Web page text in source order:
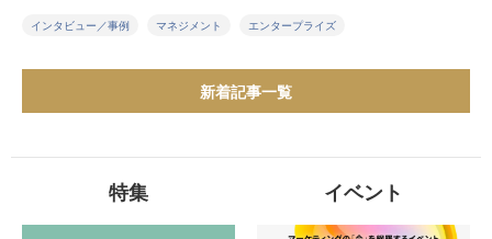
インタビュー／事例 マネジメント エンタープライズ
新着記事一覧
特集 イベント